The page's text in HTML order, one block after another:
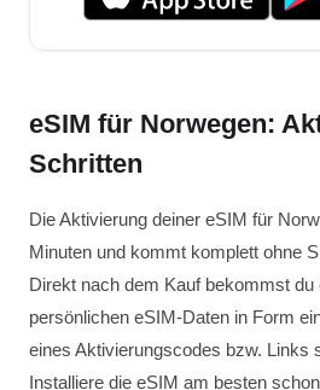
eSIM für Norwegen:
Schritten
Die Aktivierung deiner eSIM für
Minuten und kommt komplett ohne
Direkt nach dem Kauf bekommst du
persönlichen eSIM-Daten in Form
eines Aktivierungscodes bzw. Links
Installiere die eSIM am besten